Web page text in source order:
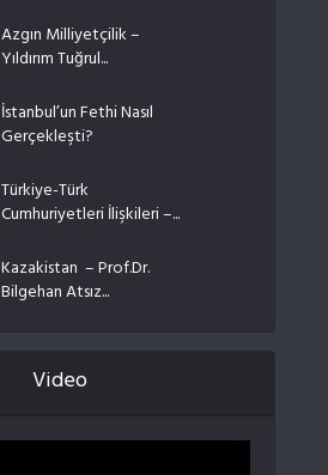
Azgın Milliyetçilik –
Yıldırım Tuğrul...
İstanbul’un Fethi Nasıl
Gerçekleşti?
Türkiye-Türk
Cumhuriyetleri İlişkileri –...
Kazakistan – Prof.Dr.
Bilgehan Atsız...
Video